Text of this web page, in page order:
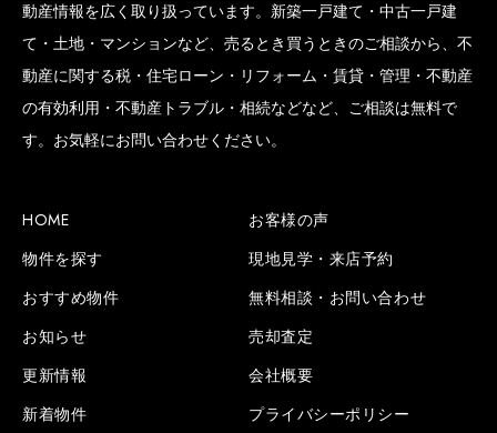
動産情報を広く取り扱っています。新築一戸建て・中古一戸建
て・土地・マンションなど、売るとき買うときのご相談から、不
動産に関する税・住宅ローン・リフォーム・賃貸・管理・不動産
の有効利用・不動産トラブル・相続などなど、ご相談は無料で
す。お気軽にお問い合わせください。
HOME
物件を探す
おすすめ物件
お知らせ
更新情報
新着物件
お客様の声
現地見学・来店予約
無料相談・お問い合わせ
売却査定
会社概要
プライバシーポリシー